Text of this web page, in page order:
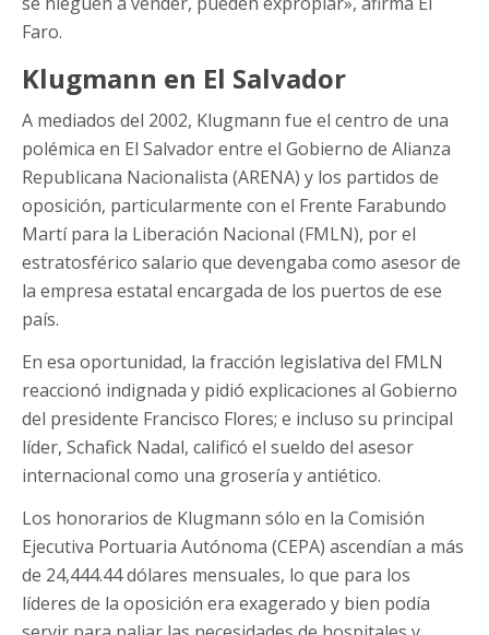
Faro.
Klugmann en El Salvador
A mediados del 2002, Klugmann fue el centro de una
polémica en El Salvador entre el Gobierno de Alianza
Republicana Nacionalista (ARENA) y los partidos de
oposición, particularmente con el Frente Farabundo
Martí para la Liberación Nacional (FMLN), por el
estratosférico salario que devengaba como asesor de
la empresa estatal encargada de los puertos de ese
país.
En esa oportunidad, la fracción legislativa del FMLN
reaccionó indignada y pidió explicaciones al Gobierno
del presidente Francisco Flores; e incluso su principal
líder, Schafick Nadal, calificó el sueldo del asesor
internacional como una grosería y antiético.
Los honorarios de Klugmann sólo en la Comisión
Ejecutiva Portuaria Autónoma (CEPA) ascendían a más
de 24,444.44 dólares mensuales, lo que para los
líderes de la oposición era exagerado y bien podía